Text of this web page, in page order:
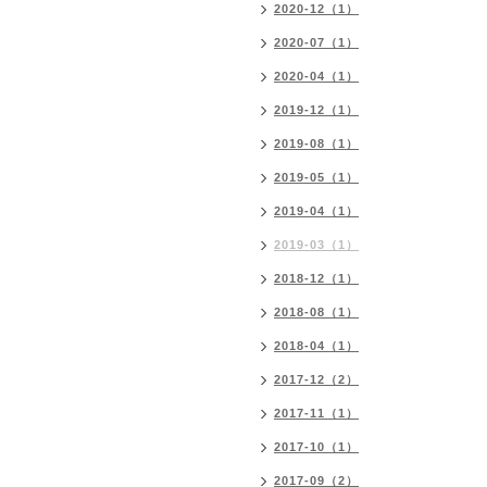
2020-12（1）
2020-07（1）
2020-04（1）
2019-12（1）
2019-08（1）
2019-05（1）
2019-04（1）
2019-03（1）
2018-12（1）
2018-08（1）
2018-04（1）
2017-12（2）
2017-11（1）
2017-10（1）
2017-09（2）